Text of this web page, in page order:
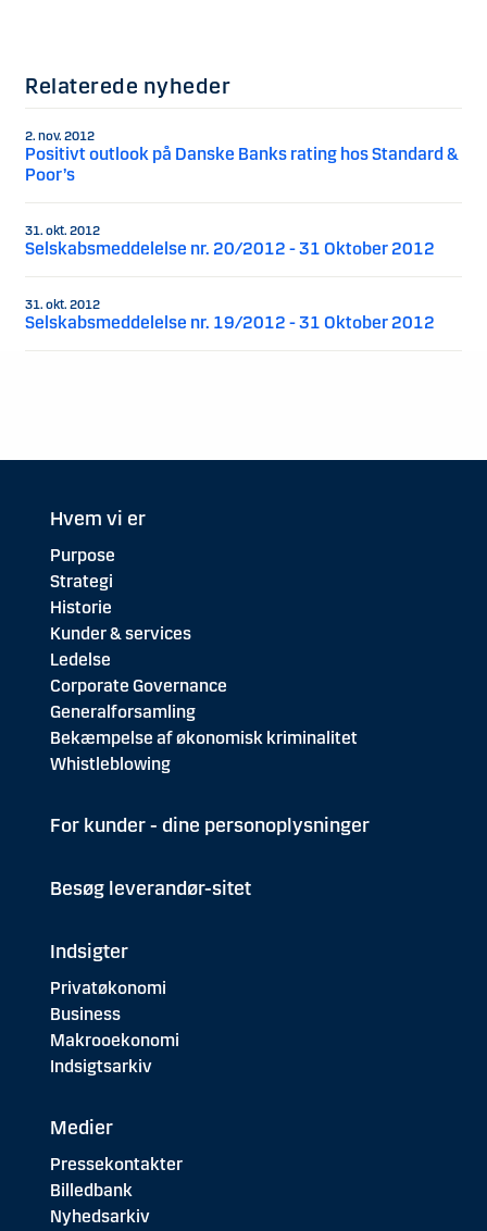
Relaterede nyheder
2. nov. 2012
Positivt outlook på Danske Banks rating hos Standard &
Poor’s
31. okt. 2012
Selskabsmeddelelse nr. 20/2012 - 31 Oktober 2012
31. okt. 2012
Selskabsmeddelelse nr. 19/2012 - 31 Oktober 2012
Hvem vi er
Purpose
Strategi
Historie
Kunder & services
Ledelse
Corporate Governance
Generalforsamling
Bekæmpelse af økonomisk kriminalitet
Whistleblowing
For kunder - dine personoplysninger
Besøg leverandør-sitet
Indsigter
Privatøkonomi
Business
Makrooekonomi
Indsigtsarkiv
Medier
Pressekontakter
Billedbank
Nyhedsarkiv